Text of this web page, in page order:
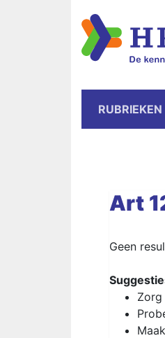
RUBRIEKEN
Art
Geen